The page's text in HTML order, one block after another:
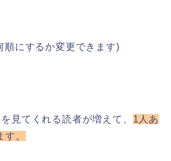
順にするか変更できます)
見てくれる読者が増えて、 1人あ
。